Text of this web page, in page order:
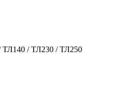
ТЛ140 / ТЛ230 / ТЛ250